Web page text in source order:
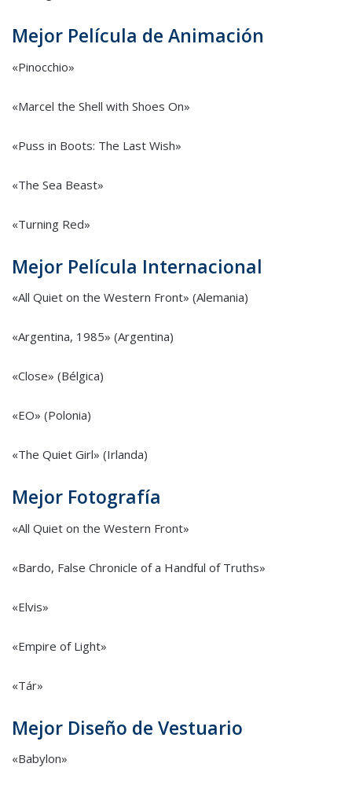
Mejor Película de Animación
«Pinocchio»
«Marcel the Shell with Shoes On»
«Puss in Boots: The Last Wish»
«The Sea Beast»
«Turning Red»
Mejor Película Internacional
«All Quiet on the Western Front» (Alemania)
«Argentina, 1985» (Argentina)
«Close» (Bélgica)
«EO» (Polonia)
«The Quiet Girl» (Irlanda)
Mejor Fotografía
«All Quiet on the Western Front»
«Bardo, False Chronicle of a Handful of Truths»
«Elvis»
«Empire of Light»
«Tár»
Mejor Diseño de Vestuario
«Babylon»